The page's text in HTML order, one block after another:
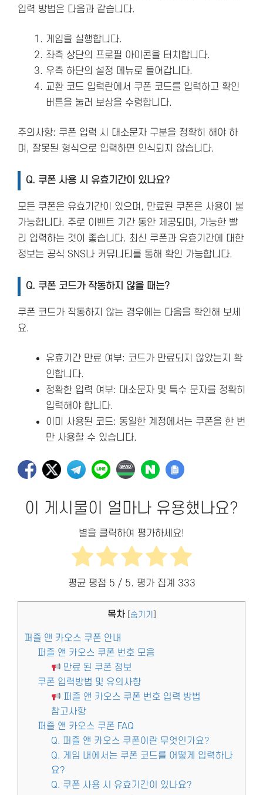
입력 방법은 다음과 같습니다.
게임을 실행합니다.
좌측 상단의 프로필 아이콘을 터치합니다.
우측 하단의 설정 메뉴로 들어갑니다.
교환 코드 입력란에서 쿠폰 코드를 입력하고 확인
버튼을 눌러 보상을 수령합니다.
주의사항: 쿠폰 입력 시 대소문자 구분을 정확히 해야 하
며, 잘못된 형식으로 입력하면 인식되지 않습니다​.
Q. 쿠폰 사용 시 유효기간이 있나요?
모든 쿠폰은 유효기간이 있으며, 만료된 쿠폰은 사용이 불
가능합니다. 주로 이벤트 기간 동안 제공되며, 가능한 빨
리 입력하는 것이 좋습니다. 최신 쿠폰과 유효기간에 대한
정보는 공식 SNS나 커뮤니티를 통해 확인 가능합니다​.
Q. 쿠폰 코드가 작동하지 않을 때는?
쿠폰 코드가 작동하지 않는 경우에는 다음을 확인해 보세
요.
유효기간 만료 여부: 코드가 만료되지 않았는지 확
인합니다.
정확한 입력 여부: 대소문자 및 특수 문자를 정확히
입력해야 합니다.
이미 사용된 코드: 동일한 계정에서는 쿠폰을 한 번
만 사용할 수 있습니다.
이 게시물이 얼마나 유용했나요?
별을 클릭하여 평가하세요!
평균 평점 5 / 5. 평가 집계 333
목차 숨기기
퍼즐 앤 카오스 쿠폰 안내
퍼즐 앤 카오스 쿠폰 번호 모음
만료 된 쿠폰 정보
쿠폰 입력방법 및 유의사항
퍼즐 앤 카오스 쿠폰 번호 입력 방법
참고사항
퍼즐 앤 카오스 쿠폰 FAQ
Q. 퍼즐 앤 카오스 쿠폰이란 무엇인가요?
Q. 게임 내에서는 쿠폰 코드를 어떻게 입력하나
요?
Q. 쿠폰 사용 시 유효기간이 있나요?